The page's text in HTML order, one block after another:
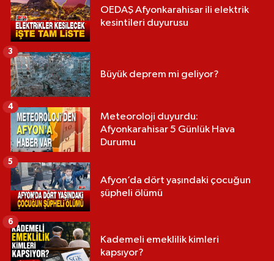
OEDAŞ Afyonkarahisar ili elektrik
kesintileri duyurusu
Büyük deprem mi geliyor?
3
Meteoroloji duyurdu:
Afyonkarahisar 5 Günlük Hava
Durumu
4
Afyon’da dört yaşındaki çocuğun
şüpheli ölümü
5
Kademeli emeklilik kimleri
kapsıyor?
6